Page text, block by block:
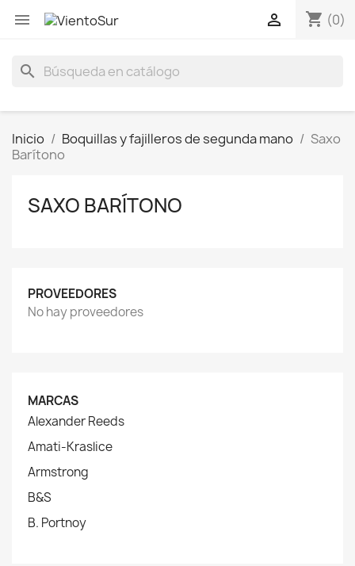
 shopping_cart (0)

search
Inicio Boquillas y fajilleros de segunda mano
Saxo
Barítono
SAXO BARÍTONO
PROVEEDORES
No hay proveedores
MARCAS
Alexander Reeds
Amati-Kraslice
Armstrong
B&S
B. Portnoy